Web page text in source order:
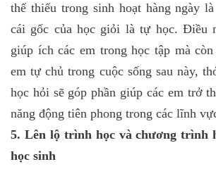
thể thiếu trong sinh hoạt hàng ngày
cái gốc của học giỏi là tự học. Điều
giúp ích các em trong học tập mà
em tự chủ trong cuộc sống sau này,
học hỏi sẽ góp phần giúp các em trở
năng động tiên phong trong các lĩnh
5. Lên lộ trình học và chương trình
học sinh